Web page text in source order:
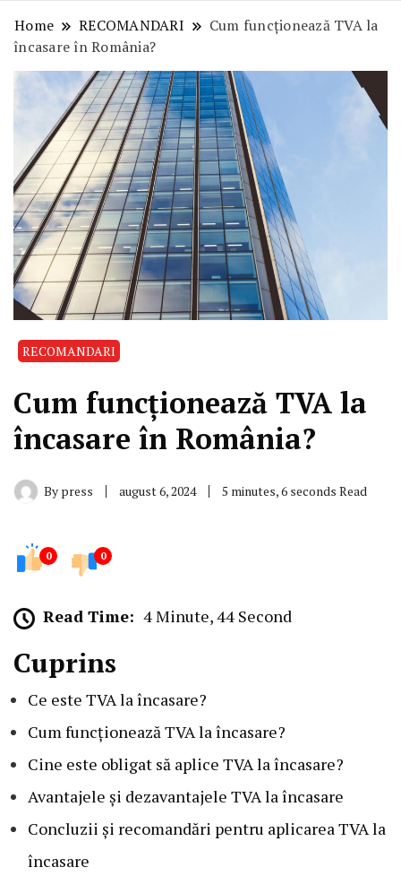
Home RECOMANDARI
Cum funcționează TVA la
încasare în România?
RECOMANDARI
Cum funcționează TVA la
încasare în România?
By press august 6, 2024 5 minutes, 6 seconds Read
0 0
Read Time: 4 Minute, 44 Second
Cuprins
Ce este TVA la încasare?
Cum funcționează TVA la încasare?
Cine este obligat să aplice TVA la încasare?
Avantajele și dezavantajele TVA la încasare
Concluzii și recomandări pentru aplicarea TVA la
încasare